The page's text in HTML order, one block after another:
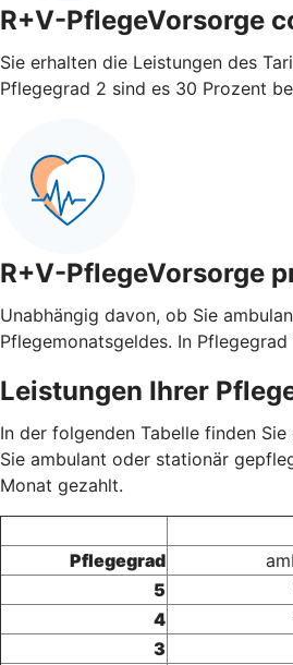
R+V-PflegeVorsorge
Sie erhalten die Leistungen des
Pflegegrad 2 sind es 30 Prozent
R+V-PflegeVorsorge
Unabhängig davon, ob Sie
Pflegemonatsgeldes. In
Leistungen Ihrer
In der folgenden Tabelle finden
Sie ambulant oder stationär
Monat gezahlt.
Pflegegrad
5
4
3